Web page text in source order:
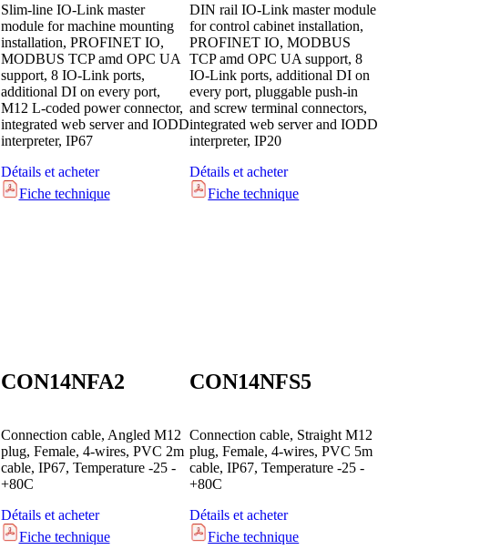
Slim-line IO-Link master
module for machine mounting
installation, PROFINET IO,
MODBUS TCP amd OPC UA
support, 8 IO-Link ports,
additional DI on every port,
M12 L-coded power connector,
integrated web server and IODD
interpreter, IP67
Détails et acheter
Fiche technique
DIN rail IO-Link master module
for control cabinet installation,
PROFINET IO, MODBUS
TCP amd OPC UA support, 8
IO-Link ports, additional DI on
every port, pluggable push-in
and screw terminal connectors,
integrated web server and IODD
interpreter, IP20
Détails et acheter
Fiche technique
CON14NFA2
Connection cable, Angled M12
plug, Female, 4-wires, PVC 2m
cable, IP67, Temperature -25 -
+80C
Détails et acheter
Fiche technique
CON14NFS5
Connection cable, Straight M12
plug, Female, 4-wires, PVC 5m
cable, IP67, Temperature -25 -
+80C
Détails et acheter
Fiche technique